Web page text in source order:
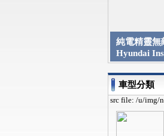
純電精靈無
Hyundai
車型分類
src file: /u/img/